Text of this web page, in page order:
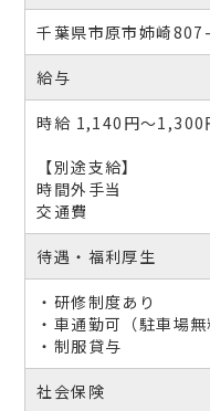
千葉県市原市姉崎
給与
時給 1,140円〜1,300
【別途支給】
時間外手当
交通費
待遇・福利厚生
・研修制度あり
・車通勤可（駐車場無
・制服貸与
社会保険